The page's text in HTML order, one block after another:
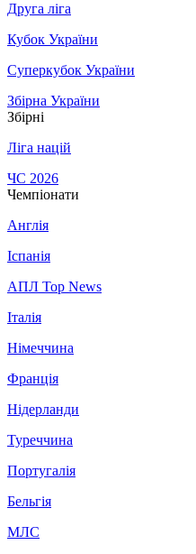
Друга ліга
Кубок України
Суперкубок України
Збірна України
Збірні
Ліга націй
ЧС 2026
Чемпіонати
Англія
Іспанія
АПЛ Top News
Італія
Німеччина
Франція
Нідерланди
Туреччина
Португалія
Бельгія
МЛС